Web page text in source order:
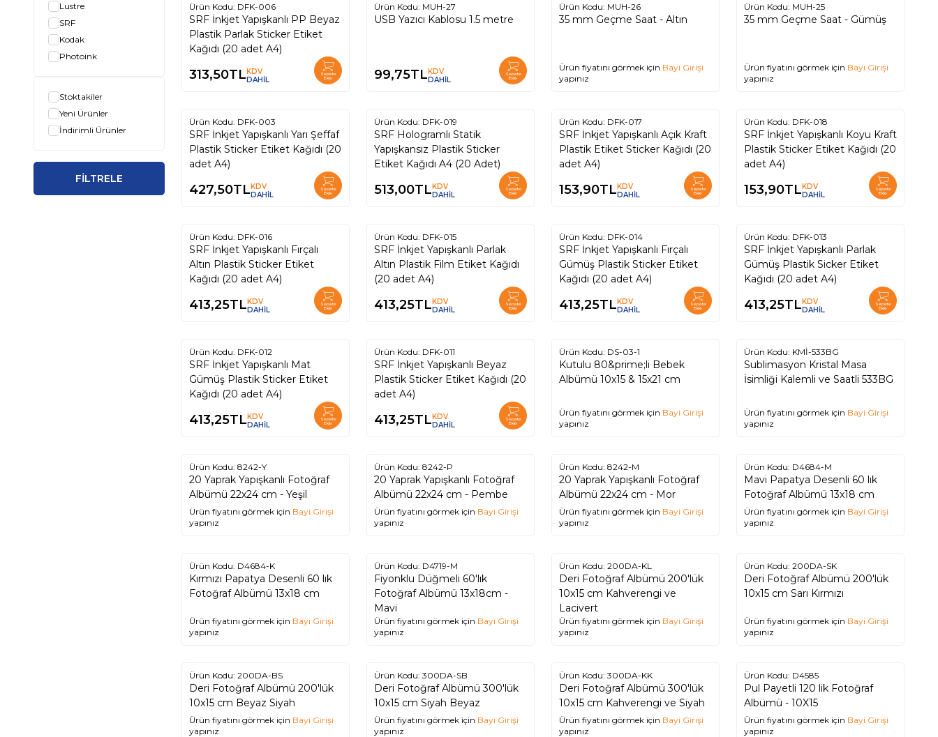
M
Yeşil
Turuncu
L
XL
Mavi
Kırmızı
Lustre
SRF
Kodak
Photoink
Stoktakiler
Yeni Ürünler
İndirimli Ürünler
FİLTRELE
Ürün Kodu: DFK-006
SRF İnkjet Yapışkanlı PP Beyaz
Plastik Parlak Sticker Etiket
Kağıdı (20 adet A4)
313,50TLKDV
DAHİL
Sepete
Ekle
Ürün Kodu: MUH-27
USB Yazıcı Kablosu 1.5 metre
99,75TLKDV
DAHİL
Sepete
Ekle
Ürün Kodu: MUH-26
35 mm Geçme Saat - Altın
Ürün fiyatını görmek için Bayi Girişi
yapınız
Ürün Kodu: MUH-25
35 mm Geçme Saat - Gümüş
Ürün fiyatını görmek için Bayi Girişi
yapınız
Ürün Kodu: DFK-003
SRF İnkjet Yapışkanlı Yarı Şeffaf
Plastik Sticker Etiket Kağıdı (20
adet A4)
427,50TLKDV
DAHİL
Sepete
Ekle
Ürün Kodu: DFK-019
SRF Hologramlı Statik
Yapışkansız Plastik Sticker
Etiket Kağıdı A4 (20 Adet)
513,00TLKDV
DAHİL
Sepete
Ekle
Ürün Kodu: DFK-017
SRF İnkjet Yapışkanlı Açık Kraft
Plastik Etiket Sticker Kağıdı (20
adet A4)
153,90TLKDV
DAHİL
Sepete
Ekle
Ürün Kodu: DFK-018
SRF İnkjet Yapışkanlı Koyu Kraft
Plastik Sticker Etiket Kağıdı (20
adet A4)
153,90TLKDV
DAHİL
Sepete
Ekle
Ürün Kodu: DFK-016
SRF İnkjet Yapışkanlı Fırçalı
Altın Plastik Sticker Etiket
Kağıdı (20 adet A4)
413,25TLKDV
DAHİL
Sepete
Ekle
Ürün Kodu: DFK-015
SRF İnkjet Yapışkanlı Parlak
Altın Plastik Film Etiket Kağıdı
(20 adet A4)
413,25TLKDV
DAHİL
Sepete
Ekle
Ürün Kodu: DFK-014
SRF İnkjet Yapışkanlı Fırçalı
Gümüş Plastik Sticker Etiket
Kağıdı (20 adet A4)
413,25TLKDV
DAHİL
Sepete
Ekle
Ürün Kodu: DFK-013
SRF İnkjet Yapışkanlı Parlak
Gümüş Plastik Sicker Etiket
Kağıdı (20 adet A4)
413,25TLKDV
DAHİL
Sepete
Ekle
Ürün Kodu: DFK-012
SRF İnkjet Yapışkanlı Mat
Gümüş Plastik Sticker Etiket
Kağıdı (20 adet A4)
413,25TLKDV
DAHİL
Sepete
Ekle
Ürün Kodu: DFK-011
SRF İnkjet Yapışkanlı Beyaz
Plastik Sticker Etiket Kağıdı (20
adet A4)
413,25TLKDV
DAHİL
Sepete
Ekle
Ürün Kodu: DS-03-1
Kutulu 80&prime;li Bebek
Albümü 10x15 & 15x21 cm
Ürün fiyatını görmek için Bayi Girişi
yapınız
Ürün Kodu: KMİ-533BG
Sublimasyon Kristal Masa
İsimliği Kalemli ve Saatli 533BG
Ürün fiyatını görmek için Bayi Girişi
yapınız
Ürün Kodu: 8242-Y
20 Yaprak Yapışkanlı Fotoğraf
Albümü 22x24 cm - Yeşil
Ürün fiyatını görmek için Bayi Girişi
yapınız
Ürün Kodu: 8242-P
20 Yaprak Yapışkanlı Fotoğraf
Albümü 22x24 cm - Pembe
Ürün fiyatını görmek için Bayi Girişi
yapınız
Ürün Kodu: 8242-M
20 Yaprak Yapışkanlı Fotoğraf
Albümü 22x24 cm - Mor
Ürün fiyatını görmek için Bayi Girişi
yapınız
Ürün Kodu: D4684-M
Mavi Papatya Desenli 60 lık
Fotoğraf Albümü 13x18 cm
Ürün fiyatını görmek için Bayi Girişi
yapınız
Ürün Kodu: D4684-K
Kırmızı Papatya Desenli 60 lık
Fotoğraf Albümü 13x18 cm
Ürün fiyatını görmek için Bayi Girişi
yapınız
Ürün Kodu: D4719-M
Fiyonklu Düğmeli 60'lık
Fotoğraf Albümü 13x18cm -
Mavi
Ürün fiyatını görmek için Bayi Girişi
yapınız
Ürün Kodu: 200DA-KL
Deri Fotoğraf Albümü 200'lük
10x15 cm Kahverengi ve
Lacivert
Ürün fiyatını görmek için Bayi Girişi
yapınız
Ürün Kodu: 200DA-SK
Deri Fotoğraf Albümü 200'lük
10x15 cm Sarı Kırmızı
Ürün fiyatını görmek için Bayi Girişi
yapınız
Ürün Kodu: 200DA-BS
Deri Fotoğraf Albümü 200'lük
10x15 cm Beyaz Siyah
Ürün fiyatını görmek için Bayi Girişi
yapınız
Ürün Kodu: 300DA-SB
Deri Fotoğraf Albümü 300'lük
10x15 cm Siyah Beyaz
Ürün fiyatını görmek için Bayi Girişi
yapınız
Ürün Kodu: 300DA-KK
Deri Fotoğraf Albümü 300'lük
10x15 cm Kahverengi ve Siyah
Ürün fiyatını görmek için Bayi Girişi
yapınız
Ürün Kodu: D4585
Pul Payetli 120 lik Fotoğraf
Albümü - 10X15
Ürün fiyatını görmek için Bayi Girişi
yapınız